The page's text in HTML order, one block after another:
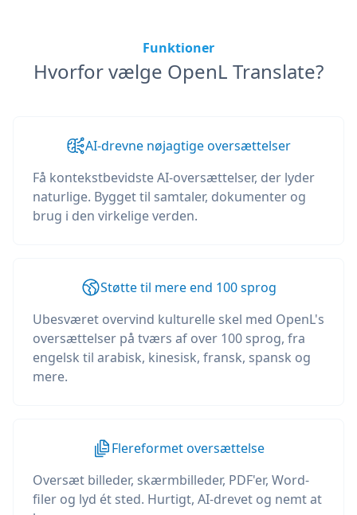
Funktioner
Hvorfor vælge OpenL Translate?
AI-drevne nøjagtige oversættelser
Få kontekstbevidste AI-oversættelser, der lyder
naturlige. Bygget til samtaler, dokumenter og
brug i den virkelige verden.
Støtte til mere end 100 sprog
Ubesværet overvind kulturelle skel med OpenL's
oversættelser på tværs af over 100 sprog, fra
engelsk til arabisk, kinesisk, fransk, spansk og
mere.
Flereformet oversættelse
Oversæt billeder, skærmbilleder, PDF'er, Word-
filer og lyd ét sted. Hurtigt, AI-drevet og nemt at